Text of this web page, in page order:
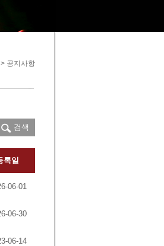
공지사항
검색
록일
06-01
06-30
06-14